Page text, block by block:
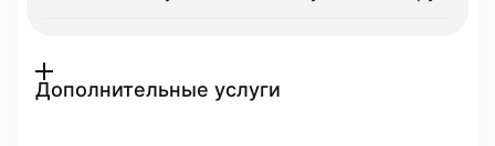
Дополнительные услуги